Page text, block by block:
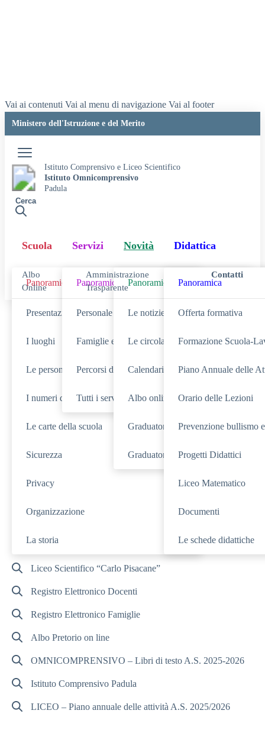
Vai ai contenuti Vai al menu di navigazione Vai al footer
Ministero dell'Istruzione e del Merito
Istituto Comprensivo e Liceo Scientifico
Istituto Omnicomprensivo
Padula
Cerca
Scuola
Panoramica
Presentazione
I luoghi
Le persone
I numeri della scuola
Le carte della scuola
Sicurezza
Privacy
Organizzazione
La storia
Servizi
Panoramica
Personale scolastico
Famiglie e studenti
Percorsi di studio
Tutti i servizi
Novità
Panoramica
Le notizie
Le circolari
Calendario eventi
Albo online
Graduatorie Personale ATA
Graduatorie di Istituto Personale
Didattica
Panoramica
Offerta formativa
Formazione Scuola-
Piano Annuale delle
Orario delle Lezioni
Prevenzione bullismo
Progetti Didattici
Liceo Matematico
Documenti
Le schede didattiche
Albo
Online
Amministrazione
Trasparente
Contatti
Cerca
NOVITÀ
TUTTO IL SITO
RICERCHE FREQUENTI
Gennaio!
Liceo Scientifico “Carlo Pisacane”
Registro Elettronico Docenti
Registro Elettronico Famiglie
Albo Pretorio on line
OMNICOMPRENSIVO – Libri di testo A.S. 2025-2026
Istituto Comprensivo Padula
LICEO – Piano annuale delle attività A.S. 2025/2026